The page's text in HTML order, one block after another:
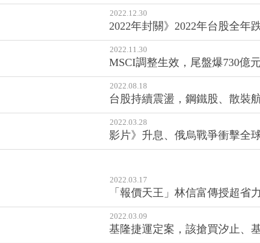
2022.12.30
2022年封關》2022年台股全年
2022.11.30
MSCI調整生效，尾盤爆730億
2022.08.18
台股持續震盪，鋼鐵股、散裝
2022.03.28
影片》升息、俄烏戰爭衝擊全
2022.03.17
「報價天王」林信富傳授超省
2022.03.09
基隆捷運定案，該搶買汐止、